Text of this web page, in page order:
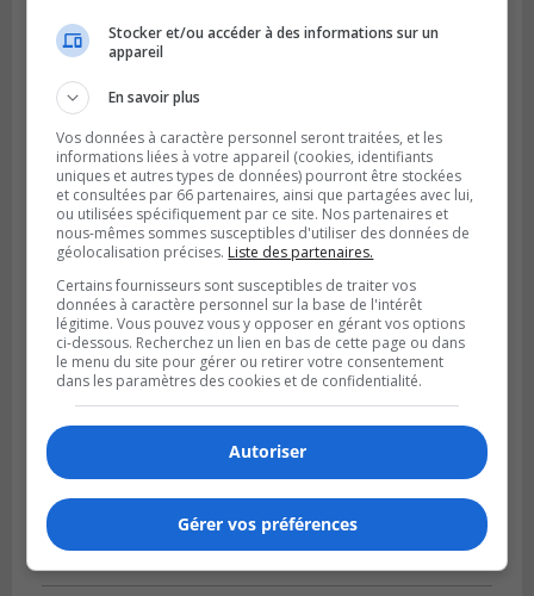
BOUCHERVILLE
Le tube nord du pont-tunnel Louis-
Hippolyte-La Fontaine se dote d’une
nouvelle chaussée
Stocker et/ou accéder à des informations sur un
appareil
En savoir plus
Vos données à caractère personnel seront traitées, et les
informations liées à votre appareil (cookies, identifiants
uniques et autres types de données) pourront être stockées
et consultées par 66 partenaires, ainsi que partagées avec lui,
ou utilisées spécifiquement par ce site. Nos partenaires et
nous-mêmes sommes susceptibles d'utiliser des données de
géolocalisation précises. Liste des partenaires.
Certains fournisseurs sont susceptibles de traiter vos
données à caractère personnel sur la base de l'intérêt
légitime. Vous pouvez vous y opposer en gérant vos options
ci-dessous. Recherchez un lien en bas de cette page ou dans
le menu du site pour gérer ou retirer votre consentement
dans les paramètres des cookies et de confidentialité.
Autoriser
Gérer vos préférences